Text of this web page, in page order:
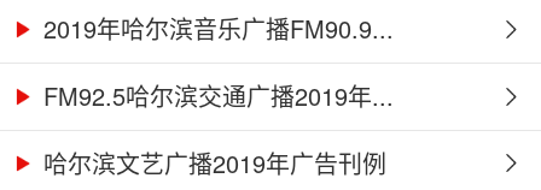
2019年哈尔滨音乐广播FM90.9...
FM92.5哈尔滨交通广播2019年...
哈尔滨文艺广播2019年广告刊例